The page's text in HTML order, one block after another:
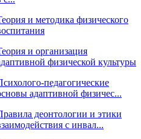
и методика физического
и организация
физической культуры
педагогические
адаптивной физичес...
деонтологии и этики
с инвал...